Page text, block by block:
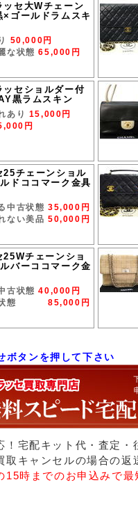
ッセ大Wチェーン
×ゴールドラムスキ
50,000円
な状態65,000円
ッセショルダー付
黒ラムスキン
あり 15,000円
円
25チェーンショル
ドココマーク金具
中古状態 35,000円
ない美品 50,000円
チェーンショ
バーココマーク金
古状態40,000円
の状態 85,000円
ボタンを押して下さい
！宅配キット代・査定・
取キャンセルの場合の返
15時までのお申込みで